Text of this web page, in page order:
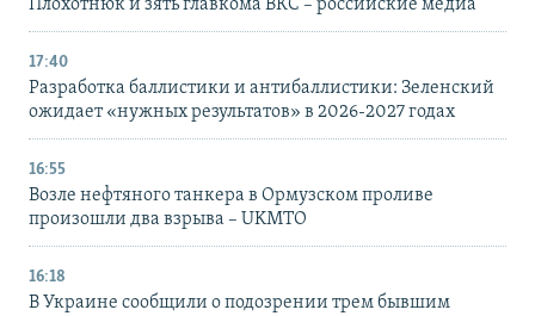
Плохотнюк и зять главкома ВКС – российские медиа
17:40
Разработка баллистики и антибаллистики: Зеленский
ожидает «нужных результатов» в 2026-2027 годах
16:55
Возле нефтяного танкера в Ормузском проливе
произошли два взрыва – UKMTO
16:18
В Украине сообщили о подозрении трем бывшим